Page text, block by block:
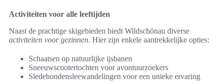
Activiteiten voor alle leeftijden
Naast de prachtige skigebieden biedt Wildschönau diverse
activiteiten voor gezinnen. Hier zijn enkele aantrekkelijke opties:
Schaatsen op natuurlijke ijsbanen
Sneeuwscootertochten voor avontuurzoekers
Sledehondensleewandelingen voor een unieke ervaring